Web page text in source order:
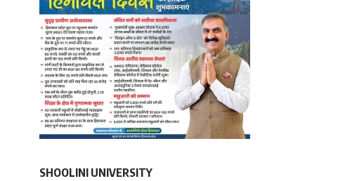
SHOOLINI UNIVERSITY